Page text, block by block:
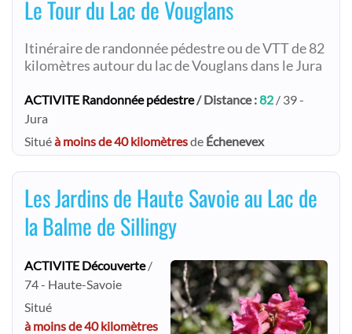
Le Tour du Lac de Vouglans
Itinéraire de randonnée pédestre ou de VTT de 82
kilomètres autour du lac de Vouglans dans le Jura
ACTIVITE Randonnée pédestre/ Distance :82 / 39 -
Jura
Situéà moins de 40 kilomètresde Échenevex
Les Jardins de Haute Savoie au Lac de
la Balme de Sillingy
ACTIVITE Découverte/
74 - Haute-Savoie
Situé
à moins de 40 kilomètres